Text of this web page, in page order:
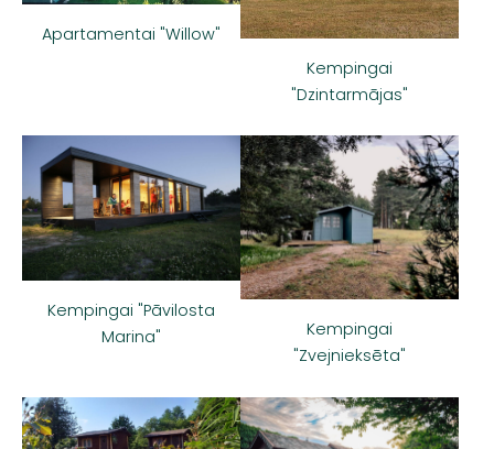
Apartamentai "Willow"
Kempingai
"Dzintarmājas"
Kempingai "Pāvilosta
Marina"
Kempingai
"Zvejnieksēta"